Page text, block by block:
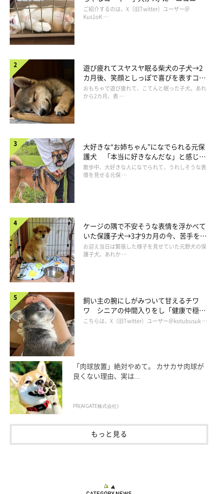
コ“コーギースマイル”が魅力のコに成
長！
ご紹介するのは、X（旧Twitter）ユーザー＠
Kus1oK …
遊び疲れてスヤスヤ眠る柴犬の子犬→2
カ月後、笑顔としっぽで喜びを表すコに
成長！
おもちゃで遊び疲れて、こてんと眠った子犬。あれ
から2カ月、表 …
大好きな“お姉ちゃん”になでられる元保
護犬 「本当に好きなんだな」と感じる
表情にほっこり
散歩中、大好きな人になでられて、うれしそうな表
情を見せる元保 …
ケージの隅で不安そうな表情を浮かべて
いた保護子犬→3才9カ月の今、苦手を克
服し頼もしいコに成長！
お迎え当日は緊張した様子を見せていた元野犬の保
護子犬。あれか …
飼い主の腕にしがみついて甘えるチワ
ワ シニアの仲間入りをし「健康で穏や
かな暮らしが続いてほしい」と願う
こちらは、X（旧Twitter）ユーザー＠kotubusuk …
「肉球放置」絶対やめて。 カサカサ肉球が
良くない理由、実は...
PR(AIGATE株式会社)
もっと見る